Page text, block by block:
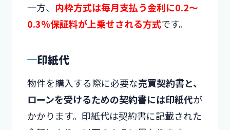
一方、 内枠方式は毎月支払う金利に0.2～
0.3％保証料が上乗せされる方式です。
印紙代
物件を購入する際に必要な売買契約書と、
ローンを受けるための契約書には印紙代が
かかります。印紙代は契約書に記載された